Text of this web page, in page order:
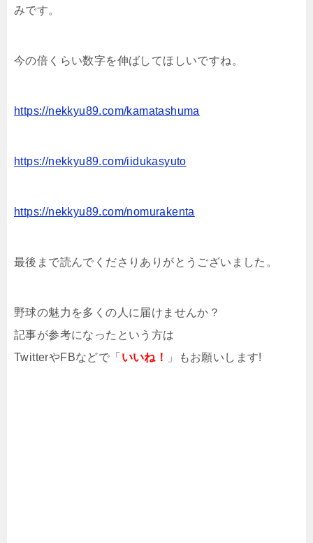
みです。
今の倍くらい数字を伸ばしてほしいですね。
https://nekkyu89.com/kamatashuma
https://nekkyu89.com/iidukasyuto
https://nekkyu89.com/nomurakenta
最後まで読んでくださりありがとうございました。
野球の魅力を多くの人に届けませんか？
記事が参考になったという方は
TwitterやFBなどで「 いいね！ 」もお願いします!